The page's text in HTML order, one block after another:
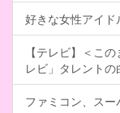
好きな女性アイド
【テレビ】＜こ
レビ」タレントの
ファミコン、ス